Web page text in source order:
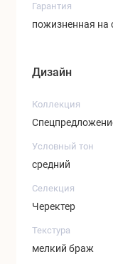
Гарантия
пожизненная на
Дизайн
Коллекция
Условный тон
средний
Селекция
Черектер
Текстура
мелкий браж